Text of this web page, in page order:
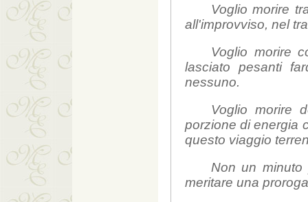
Voglio morire
all'improvviso, nel
Voglio morire
lasciato pesanti
nessuno.
Voglio morire
porzione di energia
questo viaggio
Non un minuto
meritare una